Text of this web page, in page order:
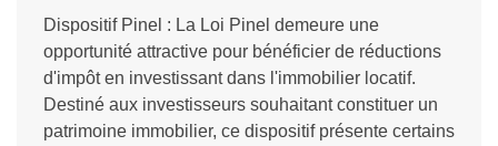
Dispositif Pinel : La Loi Pinel demeure une
opportunité attractive pour bénéficier de réductions
d'impôt en investissant dans l'immobilier locatif.
Destiné aux investisseurs souhaitant constituer un
patrimoine immobilier, ce dispositif présente certains